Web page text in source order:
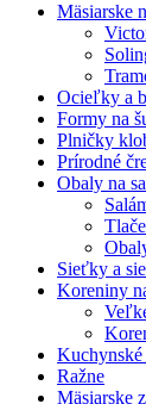
Mäsiarske
Ocieľky a
Formy na
Plničky
Prírodné
Obaly na
Sieťky a
Koreniny
Ražne
Mäsiarske